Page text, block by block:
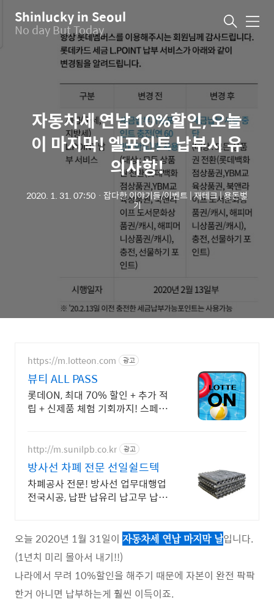
Shinlucky in Seoul
No day But Today 메
뉴
자동차세 연납 10%할인, 오늘
이 마지막! 엘포인트 납부시 유
의사항!
2020. 1. 31. 07:50 ㆍ 잡다한 이야기들/이벤트 | 재테크 | 용돈벌
기
https://m.lotteon.com 광고
뷰티 ALL PASS
롯데ON, 최대 70% 할인 + 추가 적
립 + 신제품 체험 기회까지! 스페셜
http://m.sunilpb.co.kr 광고
방사선 차폐 전문 선일쉴드텍
차폐공사 전문! 방사선 업무대행업
전국시공, 납판 납유리 납고무 납아
오늘 2020년 1월 31일이 자동차세 연납 마지막 날입니다.
(1년치 미리 몰아서 내기!!)
나라에서 무려 10%할인을 해주기 때문에 자본이 완전 팍팍
한거 아니면 납부하는게 훨씬 이득이죠.